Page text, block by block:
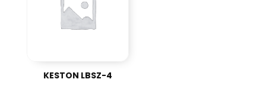
KESTON LBSZ-4